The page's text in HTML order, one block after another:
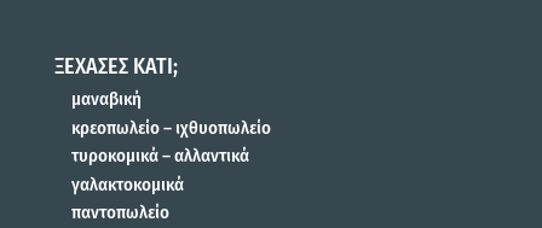
ΞΕΧΑΣΕΣ ΚΑΤΙ;
μαναβική
κρεοπωλείο – ιχθυοπωλείο
τυροκομικά – αλλαντικά
γαλακτοκομικά
παντοπωλείο